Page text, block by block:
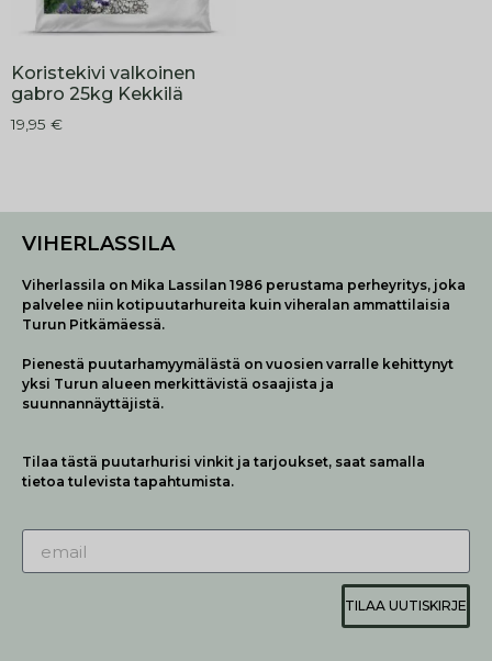
Koristekivi valkoinen
gabro 25kg Kekkilä
19,95 €
VIHERLASSILA
Viherlassila on Mika Lassilan 1986 perustama perheyritys, joka
palvelee niin kotipuutarhureita kuin viheralan ammattilaisia
Turun Pitkämäessä.
Pienestä puutarhamyymälästä on vuosien varralle kehittynyt
yksi Turun alueen merkittävistä osaajista ja
suunnannäyttäjistä.
Tilaa tästä puutarhurisi vinkit ja tarjoukset, saat samalla
tietoa tulevista tapahtumista.
TILAA UUTISKIRJE